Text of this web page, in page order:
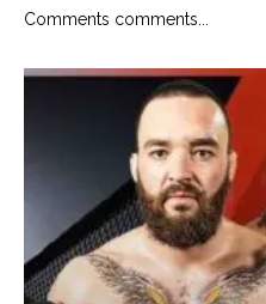
Comments comments...